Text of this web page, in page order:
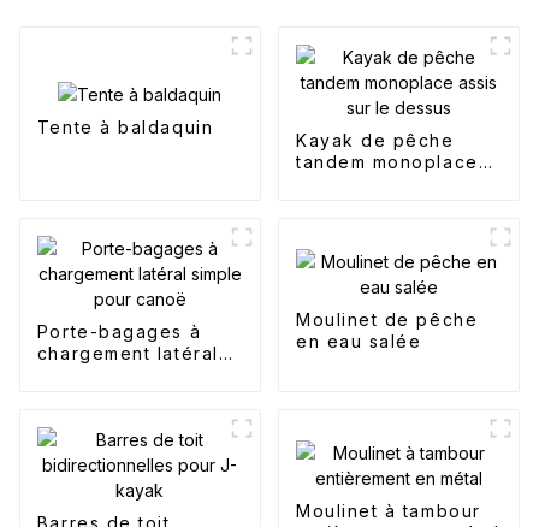
Tente à baldaquin
Kayak de pêche
tandem monoplace
Porte-bagages à
chargement latéral
Moulinet de pêche
en eau salée
Barres de toit
Moulinet à tambour